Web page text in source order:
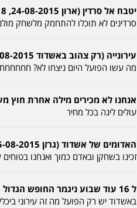
יטבח אל סרדין (ארון 24-08-2015, 20:18)
סרדינים לא תוכלו להתחמק מלשחק
עירונייה (רק צהוב באשדוד 25-08-2015, 00:54)
מה עשו הפועל היום ניצחו לא?
אנחנו לא מכירים מילה אחרת חוץ מעליה (מני 25-
עולים ליגה בכל מחיר
האדומים של אשדוד (גרזן 25-08-2015, 10:45)
זכינו בשחקן ובאדם כמוך ואנחנו
ל 16 עוד שבוע ניגמר החופש הגדול תחזור לגנון (עמי 25-08-2015, 11:08)
באשדוד יש רק הפועל מה זה עירוני